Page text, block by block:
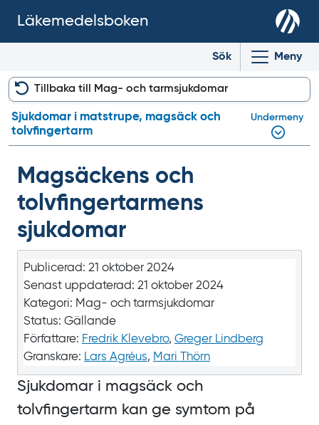
Läkemedelsboken
Sök Meny
Magsäckens och
tolvfingertarmens
sjukdomar
Publicerad: 21 oktober 2024
Senast uppdaterad: 21 oktober 2024
Kategori: Mag- och tarmsjukdomar
Status: Gällande
Författare: Fredrik Klevebro, Greger Lindberg
Granskare: Lars Agréus, Mari Thörn
Sjukdomar i magsäck och
tolvfingertarm kan ge symtom på
Tillbaka till Mag- och tarmsjukdomar
Sjukdomar i matstrupe, magsäck och
tolvfingertarm
Undermeny